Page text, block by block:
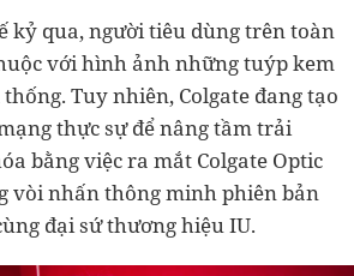
kỷ qua, người tiêu dùng trên toàn
với hình ảnh những tuýp kem
Tuy nhiên, Colgate đang tạo
thực sự để nâng tầm trải
bằng việc ra mắt Colgate Optic
vòi nhấn thông minh phiên bản
đại sứ thương hiệu IU.